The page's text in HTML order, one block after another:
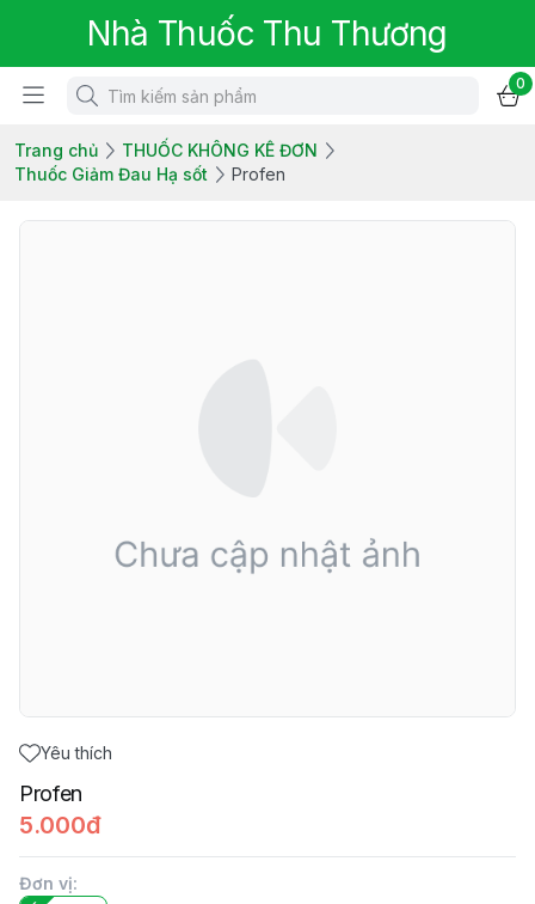
Nhà Thuốc Thu Thương
0
Trang chủ
THUỐC KHÔNG KÊ ĐƠN
Thuốc Giảm Đau Hạ sốt
Profen
Yêu thích
Profen
5.000đ
Đơn vị: